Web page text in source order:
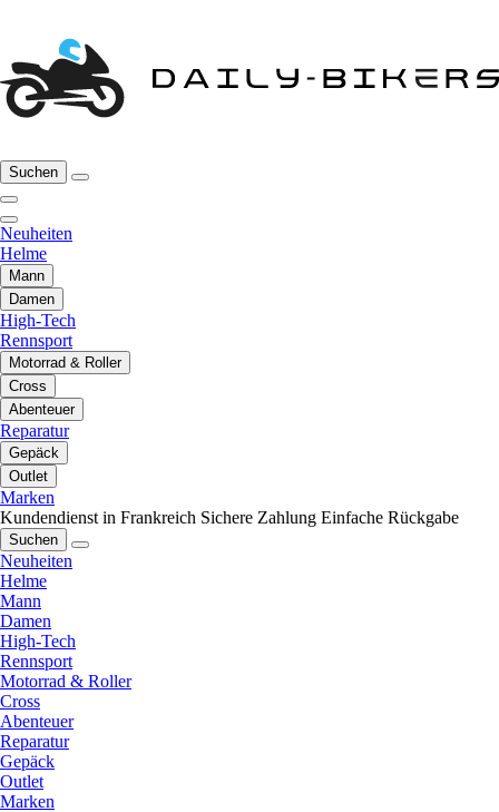
Suchen
Neuheiten
Helme
Mann
Damen
High-Tech
Rennsport
Motorrad & Roller
Cross
Abenteuer
Reparatur
Gepäck
Outlet
Marken
Kundendienst in Frankreich Sichere Zahlung Einfache Rückgabe
Suchen
Neuheiten
Helme
Mann
Damen
High-Tech
Rennsport
Motorrad & Roller
Cross
Abenteuer
Reparatur
Gepäck
Outlet
Marken